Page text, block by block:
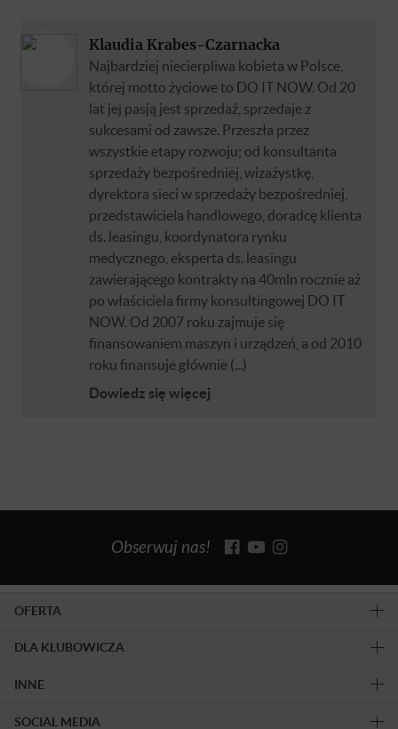
Klaudia Krabes-Czarnacka
Najbardziej niecierpliwa kobieta w Polsce,
której motto życiowe to DO IT NOW. Od 20
lat jej pasją jest sprzedaż, sprzedaje z
sukcesami od zawsze. Przeszła przez
wszystkie etapy rozwoju; od konsultanta
sprzedaży bezpośredniej, wizażystkę,
dyrektora sieci w sprzedaży bezpośredniej,
przedstawiciela handlowego, doradcę klienta
ds. leasingu, koordynatora rynku
medycznego, eksperta ds. leasingu
zawierającego kontrakty na 40mln rocznie aż
po właściciela firmy konsultingowej DO IT
NOW. Od 2007 roku zajmuje się
finansowaniem maszyn i urządzeń, a od 2010
roku finansuje głównie (...)
Dowiedz się więcej
Obserwuj nas!
OFERTA
DLA KLUBOWICZA
INNE
SOCIAL MEDIA